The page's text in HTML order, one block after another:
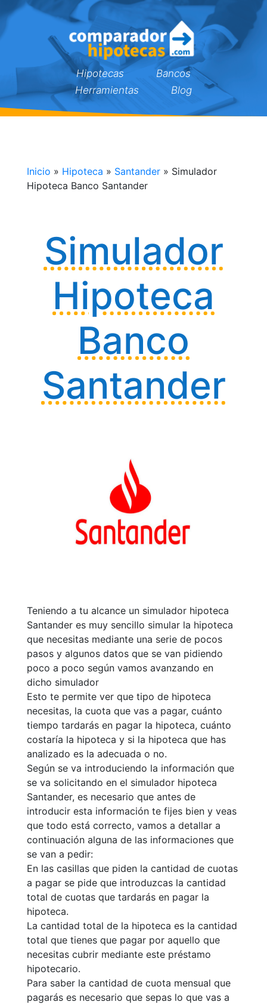
Hipotecas
Bancos
Herramientas
Blog
Inicio » Hipoteca » Santander » Simulador
Hipoteca Banco Santander
Simulador
Hipoteca
Banco
Santander
Teniendo a tu alcance un simulador hipoteca
Santander es muy sencillo simular la hipoteca
que necesitas mediante una serie de pocos
pasos y algunos datos que se van pidiendo
poco a poco según vamos avanzando en
dicho simulador
Esto te permite ver que tipo de hipoteca
necesitas, la cuota que vas a pagar, cuánto
tiempo tardarás en pagar la hipoteca, cuánto
costaría la hipoteca y si la hipoteca que has
analizado es la adecuada o no.
Según se va introduciendo la información que
se va solicitando en el simulador hipoteca
Santander, es necesario que antes de
introducir esta información te fijes bien y veas
que todo está correcto, vamos a detallar a
continuación alguna de las informaciones que
se van a pedir:
En las casillas que piden la cantidad de cuotas
a pagar se pide que introduzcas la cantidad
total de cuotas que tardarás en pagar la
hipoteca.
La cantidad total de la hipoteca es la cantidad
total que tienes que pagar por aquello que
necesitas cubrir mediante este préstamo
hipotecario.
Para saber la cantidad de cuota mensual que
pagarás es necesario que sepas lo que vas a